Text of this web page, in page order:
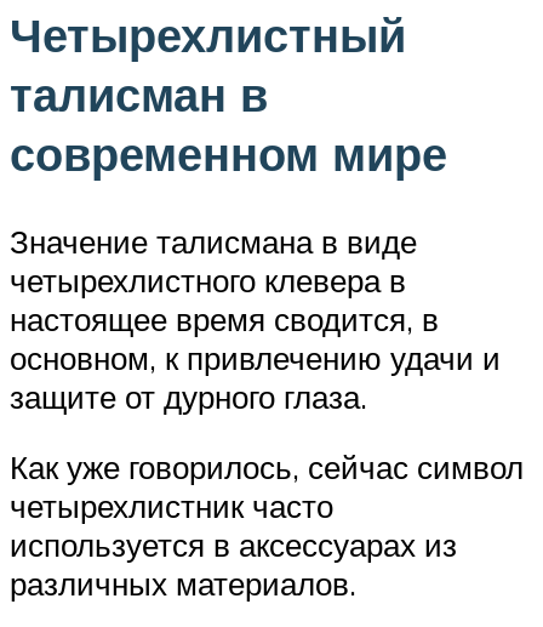
Четырехлистный
талисман в
современном мире
Значение талисмана в виде
четырехлистного клевера в
настоящее время сводится, в
основном, к привлечению удачи и
защите от дурного глаза.
Как уже говорилось, сейчас символ
четырехлистник часто
используется в аксессуарах из
различных материалов.